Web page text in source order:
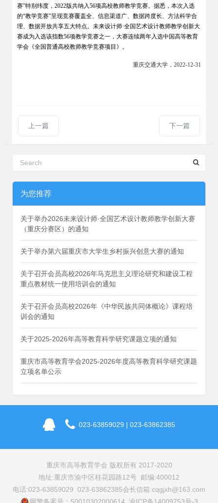
赛”特别纬度，2022版共纳入56项高校教师教学竞赛。据悉，本次入选
的“教学竞赛”呈现竞赛覆盖全、信息渠道广、数据跨度长、方法科学合
理、数据开放共享五大特点。未来设计师·全国艺术设计教师教学创新大
赛成为入选该指数56项教学竞赛之一，大赛连续两年入选中国高等教育
学会《全国普通高校教师教学竞赛项目》。
重庆交通大学，2022-12-31
上一篇 下一篇
为您推荐
关于举办2026未来设计师·全国艺术设计教师教学创新大赛
（重庆分赛区）的通知
关于举办第六届重庆市大学生乡村振兴创意大赛的通知
关于召开会员高校2026年马克思主义理论研究和建设工程
重点教材统一使用培训会的通知
关于召开会员高校2026年《中华民族共同体概论》课程培
训会的通知
关于2025-2026年高等教育科学研究课题立项的通知
重庆市高等教育学会2025-2026年度高等教育科学研究课题
立项名单公示
023-63859029 | 023-63862385
重庆市高等教育学会 版权所有 2017-2020
地址:重庆市渝中区桂花园路12号 邮编:400012
电话:023-63859029 023-63862385会长信箱:cqgjxh@163.com